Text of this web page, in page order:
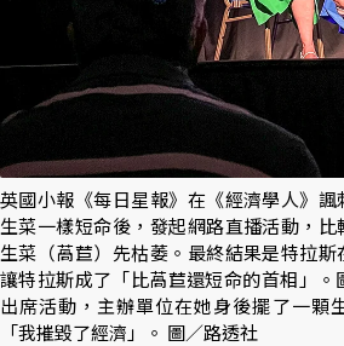
英國小報《每日星報》在《經濟學人》
生菜一樣短命後，發起網路直播活動，
生菜（萵苣）先枯萎。最終結果是特拉斯
讓特拉斯成了「比萵苣還短命的首相」。
出席活動，主辦單位在她身後擺了一顆
「我摧毀了經濟」。 圖／路透社